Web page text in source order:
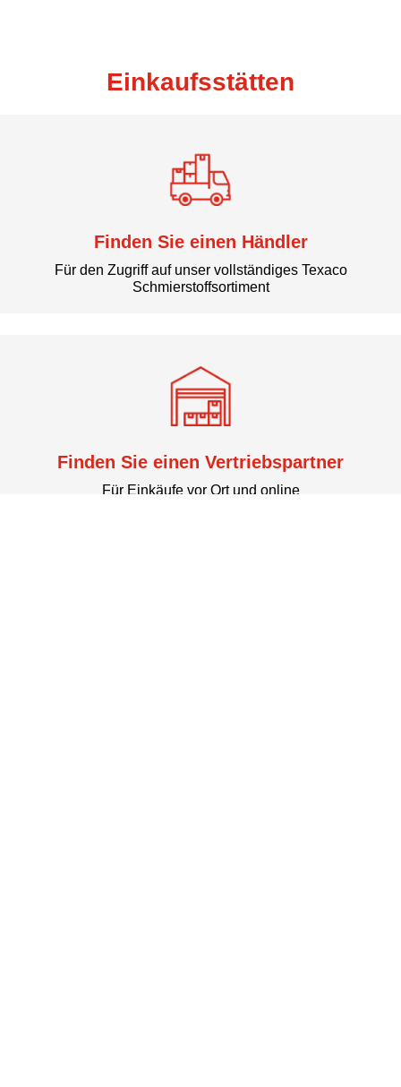
Einkaufsstätten
Finden Sie einen Händler
Für den Zugriff auf unser vollständiges Texaco
Schmierstoffsortiment
Finden Sie einen Vertriebspartner
Für Einkäufe vor Ort und online
Setzen Sie sich mit uns in Verbindung